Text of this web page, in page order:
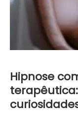
Hipnose